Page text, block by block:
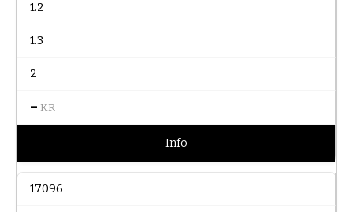
1.2
1.3
2
– KR
Info
17096